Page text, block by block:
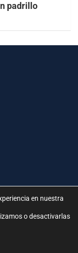
padrillo
reservados.
en nuestra
o desactivarlas